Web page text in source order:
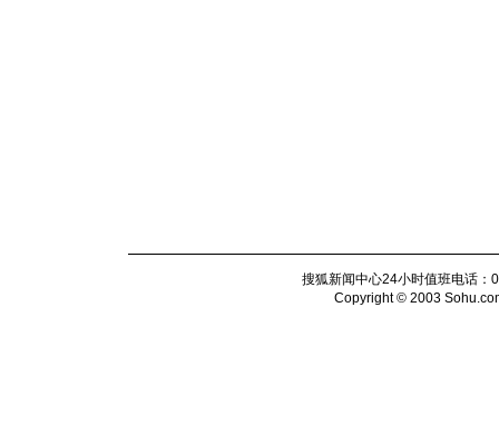
搜狐新闻中心24小时值班电话
Copyright © 2003